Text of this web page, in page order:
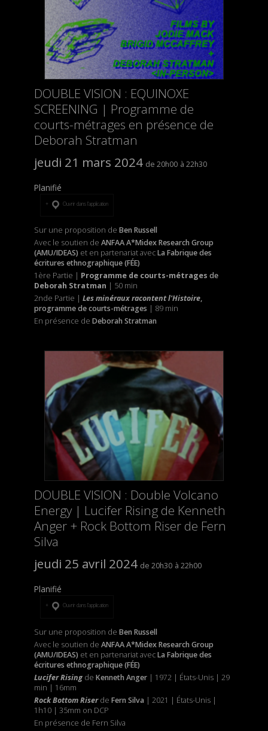
DOUBLE VISION : EQUINOXE
SCREENING | Programme de
courts-métrages en présence de
Deborah Stratman
jeudi 21 mars 2024
20h00 22h30
Planifié
Ouvrir dans l’application
Sur une proposition de Ben Russell
Avec le soutien de ANFAA A*Midex Research Group
(AMU/IDEAS) et en partenariat avecLa Fabrique des
écritures ethnographique (FÉE)
1ère Partie | Programme de courts-métrages de
Deborah Stratman | 50 min
2nde Partie | Les minéraux racontent l'Histoire,
programme de courts-métrages | 89 min
En présence de Deborah Stratman
DOUBLE VISION : Double Volcano
Energy | Lucifer Rising de Kenneth
Anger + Rock Bottom Riser de Fern
Silva
jeudi 25 avril 2024
20h30 22h00
Planifié
Ouvrir dans l’application
Sur une proposition de Ben Russell
Avec le soutien de ANFAA A*Midex Research Group
(AMU/IDEAS) et en partenariat avecLa Fabrique des
écritures ethnographique (FÉE)
Lucifer Risingde Kenneth Anger| 1972 | États-Unis | 29
min | 16mm
Rock Bottom Riser de Fern Silva | 2021 | États-Unis |
1h10 | 35mm on DCP
En présence de Fern Silva